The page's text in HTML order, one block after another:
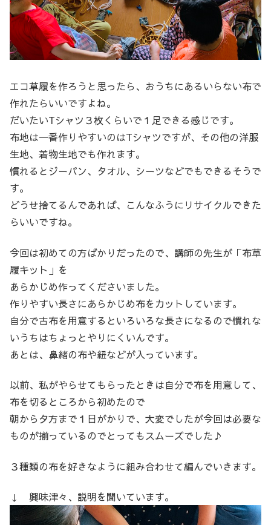
エコ草履を作ろうと思ったら、おうちにあるいらない布で
作れたらいいですよね。
だいたいTシャツ３枚くらいで１足できる感じです。
布地は一番作りやすいのはTシャツですが、その他の洋服
生地、着物生地でも作れます。
慣れるとジーパン、タオル、シーツなどでもできるそうで
す。
どうせ捨てるんであれば、こんなふうにリサイクルできた
らいいですね。
今回は初めての方ばかりだったので、講師の先生が「布草
履キット」を
あらかじめ作ってくださいました。
作りやすい長さにあらかじめ布をカットしています。
自分で古布を用意するといろいろな長さになるので慣れな
いうちはちょっとやりにくいんです。
あとは、鼻緒の布や紐などが入っています。
以前、私がやらせてもらったときは自分で布を用意して、
布を切るところから初めたので
朝から夕方まで１日がかりで、大変でしたが今回は必要な
ものが揃っているのでとってもスムーズでした♪
３種類の布を好きなように組み合わせて編んでいきます。
↓ 興味津々、説明を聞いています。